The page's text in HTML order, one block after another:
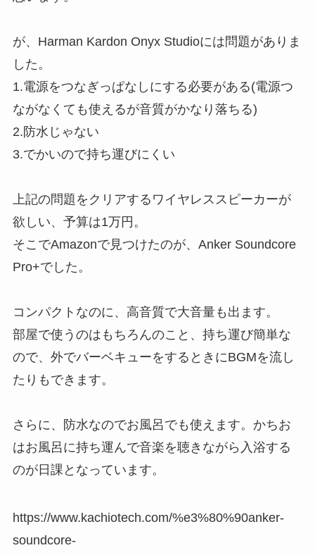
が、Harman Kardon Onyx Studioには問題がありま
した。
1.電源をつなぎっぱなしにする必要がある(電源つ
ながなくても使えるが音質がかなり落ちる)
2.防水じゃない
3.でかいので持ち運びにくい
上記の問題をクリアするワイヤレススピーカーが
欲しい、予算は1万円。
そこでAmazonで見つけたのが、Anker Soundcore
Pro+でした。
コンパクトなのに、高音質で大音量も出ます。
部屋で使うのはもちろんのこと、持ち運び簡単な
ので、外でバーベキューをするときにBGMを流し
たりもできます。
さらに、防水なのでお風呂でも使えます。かちお
はお風呂に持ち運んで音楽を聴きながら入浴する
のが日課となっています。
https://www.kachiotech.com/%e3%80%90anker-
soundcore-